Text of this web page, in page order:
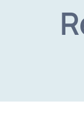
LA RETE